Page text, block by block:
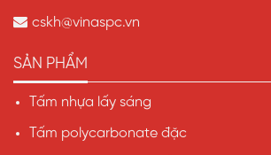
cskh@vinaspc.vn
SẢN PHẨM
Tấm nhựa lấy sáng
Tấm polycarbonate đặc